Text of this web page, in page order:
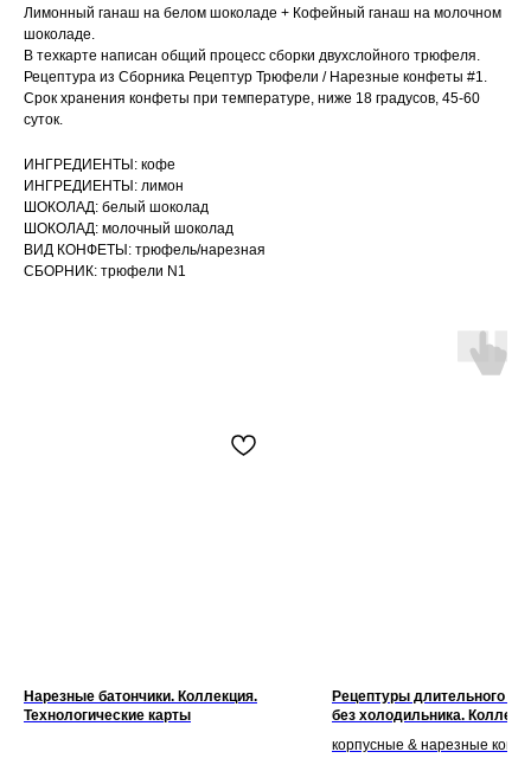
Лимонный ганаш на белом шоколаде + Кофейный ганаш на молочном
шоколаде.
В техкарте написан общий процесс сборки двухслойного трюфеля.
Рецептура из Сборника Рецептур Трюфели / Нарезные конфеты #1.
Срок хранения конфеты при температуре, ниже 18 градусов, 45-60
суток.
ИНГРЕДИЕНТЫ: кофе
ИНГРЕДИЕНТЫ: лимон
ШОКОЛАД: белый шоколад
ШОКОЛАД: молочный шоколад
ВИД КОНФЕТЫ: трюфель/нарезная
СБОРНИК: трюфели N1
Нарезные батончики. Коллекция.
Технологические карты
Рецептуры длительного
без холодильника.
корпусные & нарезные